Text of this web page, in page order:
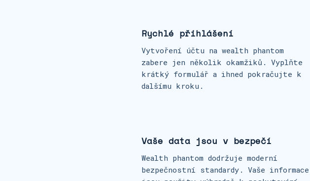
Rychlé přihlášení
Vytvoření účtu na wealth phantom
zabere jen několik okamžiků. Vyplňte
krátký formulář a ihned pokračujte k
dalšímu kroku.
Vaše data jsou v bezpečí
Wealth phantom dodržuje moderní
bezpečnostní standardy. Vaše informace